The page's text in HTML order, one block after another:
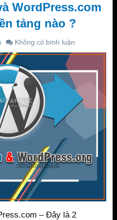
WordPress.com
tảng nào ?
Không có bình luận
– Đây là 2